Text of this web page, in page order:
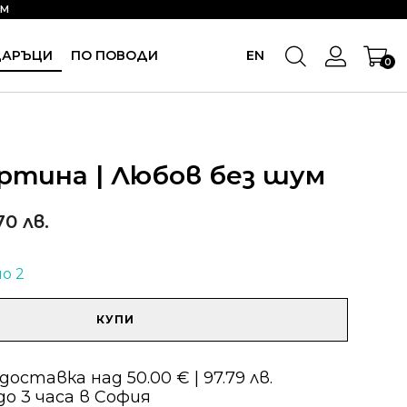
ПО ПОВОДИ EN 0
| Любов без шум
лв.
2
КУПИ
над 50.00 € | 97.79 лв.
3 часа в София